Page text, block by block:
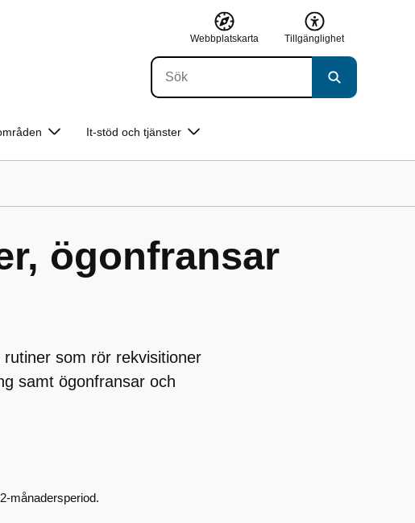
Webbplatskarta Tillgänglighet
It-stöd och tjänster
ögonfransar
som rör rekvisitioner
samt ögonfransar och
månadersperiod.